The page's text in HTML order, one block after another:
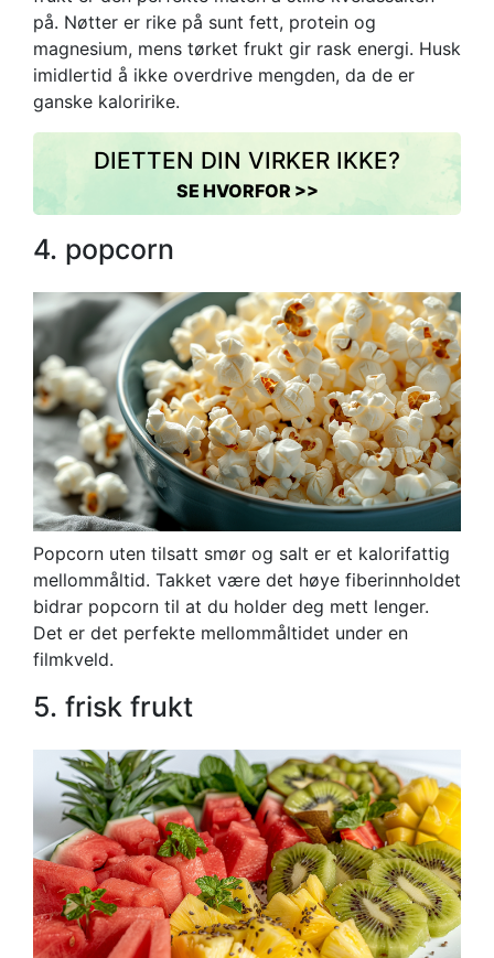
på. Nøtter er rike på sunt fett, protein og
magnesium, mens tørket frukt gir rask energi. Husk
imidlertid å ikke overdrive mengden, da de er
ganske kaloririke.
DIETTEN DIN VIRKER IKKE?
SE HVORFOR >>
4. popcorn
Popcorn uten tilsatt smør og salt er et kalorifattig
mellommåltid. Takket være det høye fiberinnholdet
bidrar popcorn til at du holder deg mett lenger.
Det er det perfekte mellommåltidet under en
filmkveld.
5. frisk frukt